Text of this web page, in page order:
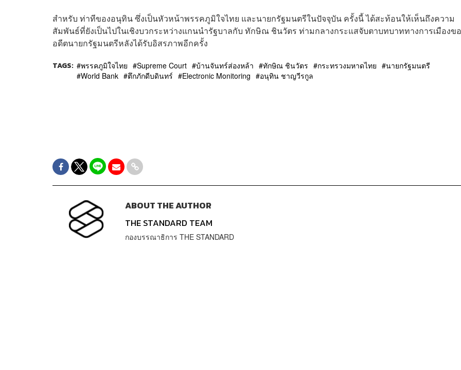
สำหรับ ท่าทีของอนุทิน ซึ่งเป็นหัวหน้าพรรคภูมิใจไทย และนายกรัฐมนตรีในปัจจุบัน ครั้งนี้ ได้สะท้อนให้เห็นถึงความ
สัมพันธ์ที่ยังเป็นไปในเชิงบวกระหว่างแกนนำรัฐบาลกับ ทักษิณ ชินวัตร ท่ามกลางกระแสจับตาบทบาททางการเมืองข
อดีตนายกรัฐมนตรีหลังได้รับอิสรภาพอีกครั้ง
TAGS: พรรคภูมิใจไทย Supreme Court บ้านจันทร์ส่องหล้า ทักษิณ ชินวัตร กระทรวงมหาดไทย
นายกรัฐมนตรี
World Bank
ตึกภักดีบดินทร์ Electronic Monitoring อนุทิน ชาญวีรกูล
ABOUT THE AUTHOR
THE STANDARD TEAM
กองบรรณาธิการ THE STANDARD